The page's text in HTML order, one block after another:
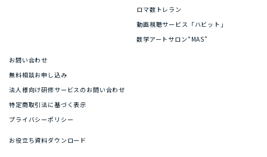
ロマ数トレラン
動画視聴サービス「ハビット」
数学アートサロン“MAS”
お問い合わせ
無料相談お申し込み
法人様向け研修サービスのお問い合わせ
特定商取引法に基づく表示
プライバシーポリシー
お役立ち資料ダウンロード